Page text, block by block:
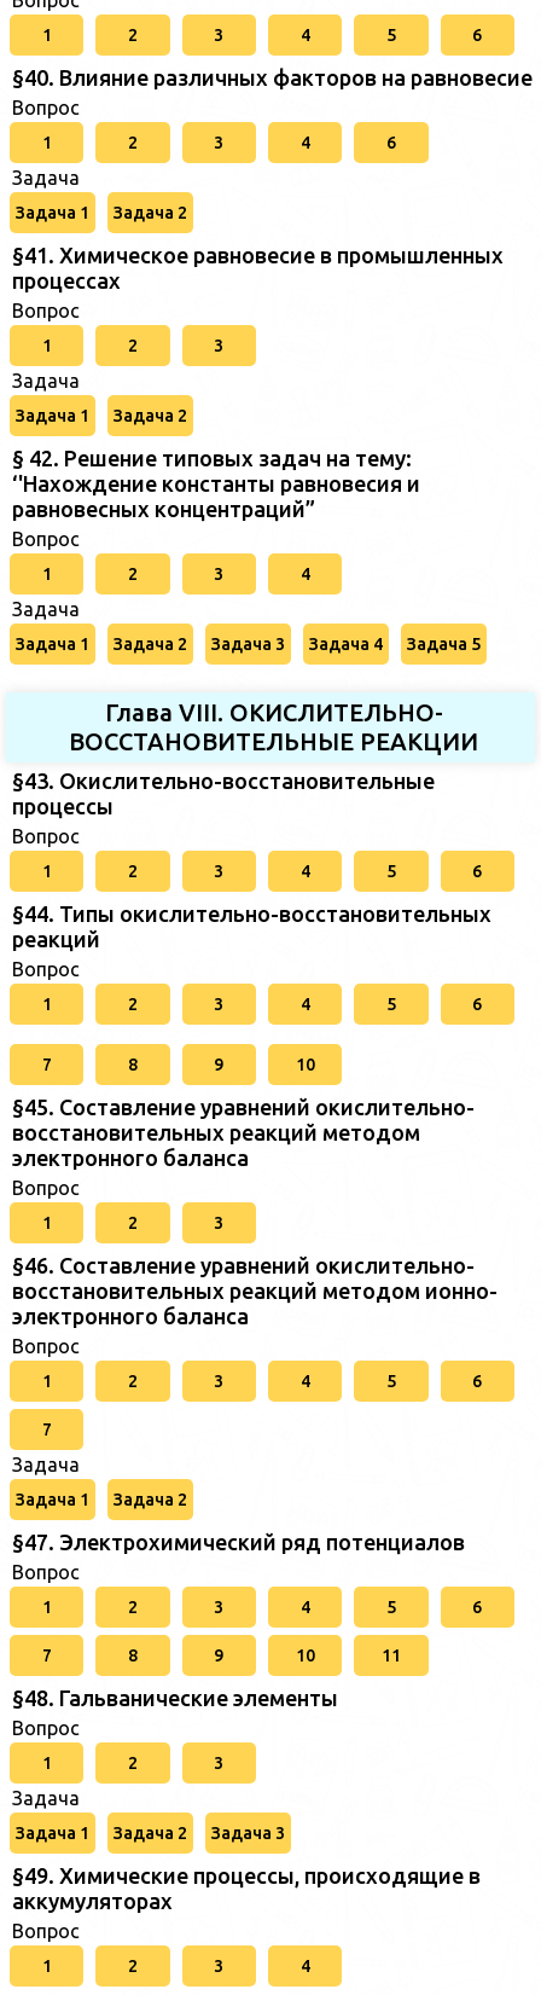
1 2 3 4 5 6
§40. Влияние различных факторов на равновесие
Вопрос
1 2 3 4 6
Задача
Задача 1 Задача 2
§41. Химическое равновесие в промышленных
процессах
Вопрос
1 2 3
Задача
Задача 1 Задача 2
§ 42. Решение типовых задач на тему:
‘'Нахождение константы равновесия и
равновесных концентраций”
Вопрос
1 2 3 4
Задача
Задача 1 Задача 2 Задача 3 Задача 4 Задача 5
Глава VIII. ОКИСЛИТЕЛЬНО-
ВОССТАНОВИТЕЛЬНЫЕ РЕАКЦИИ
§43. Окислительно-восстановительные
процессы
Вопрос
1 2 3 4 5 6
§44. Типы окислительно-восстановительных
реакций
Вопрос
1 2 3 4 5 6
7 8 9 10
§45. Составление уравнений окислительно-
восстановительных реакций методом
электронного баланса
Вопрос
1 2 3
§46. Составление уравнений окислительно-
восстановительных реакций методом ионно-
электронного баланса
Вопрос
1 2 3 4 5 6
7
Задача
Задача 1 Задача 2
§47. Электрохимический ряд потенциалов
Вопрос
1 2 3 4 5 6
7 8 9 10 11
§48. Гальванические элементы
Вопрос
1 2 3
Задача
Задача 1 Задача 2 Задача 3
§49. Химические процессы, происходящие в
аккумуляторах
Вопрос
1 2 3 4